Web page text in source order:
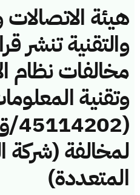
هيئة
والتقنية تنشر
مخالفات نظام
وتقنية
لمخالفة (شركة
المتعددة)